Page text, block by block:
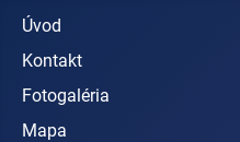
Úvod
Kontakt
Fotogaléria
Mapa